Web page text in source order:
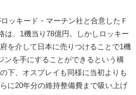
ッキード・マーチン社と合意したＦ
は、1機当り78億円。しかしロッキー
を介して日本に売りつけることで1機
ンを手にすることができるという構
下、オスプレイも同様に当初よりも
に20年分の維持整備費まで吸い上げ